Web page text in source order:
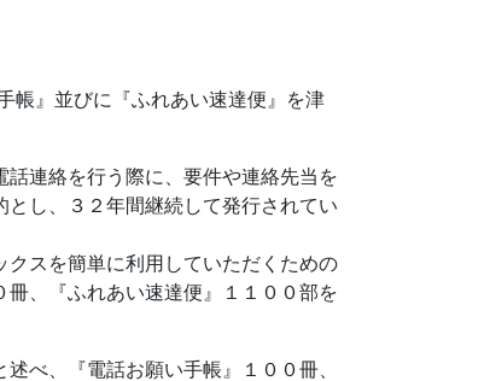
帳』並びに『ふれあい速達便』を津
連絡を行う際に、要件や連絡先当を
し、３２年間継続して発行されてい
スを簡単に利用していただくための
、『ふれあい速達便』１１００部を
べ、『電話お願い手帳』１００冊、